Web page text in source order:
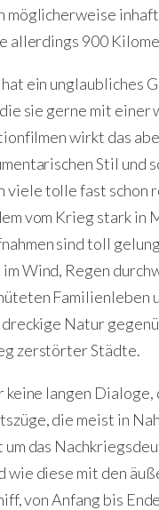
möglicherweise
allerdings 900
ein unglaubliches
sie gerne mit einer
wirkt das
Stil und
tolle fast schon
vom Krieg stark
sind toll
Wind, Regen
Familienleben
Natur
zerstörter Städte.
keine langen
die meist in
das
wie diese mit den
von Anfang bis